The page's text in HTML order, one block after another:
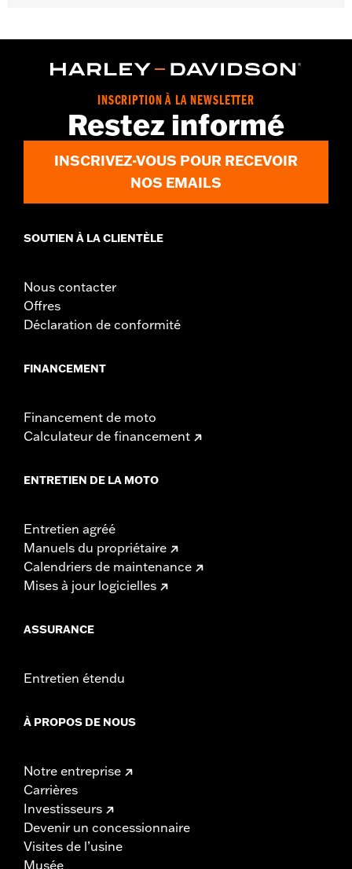
WARRANTY:1 year limited warranty – Go towww.h-
for full details
INSCRIPTION À LA NEWSLETTER
Restez informé
INSCRIVEZ-VOUS POUR RECEVOIR
NOS EMAILS
SOUTIEN À LA CLIENTÈLE
Nous contacter
Offres
Déclaration de conformité
FINANCEMENT
Financement de moto
Calculateur de financement
ENTRETIEN DE LA MOTO
Entretien agréé
Manuels du propriétaire
Calendriers de maintenance
Mises à jour logicielles
ASSURANCE
Entretien étendu
À PROPOS DE NOUS
Notre entreprise
Carrières
Investisseurs
Devenir un concessionnaire
Visites de l’usine
Musée